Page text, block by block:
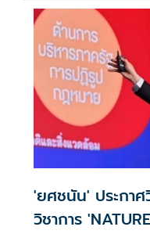
'ยศชนัน' ประกา
วิชาการ